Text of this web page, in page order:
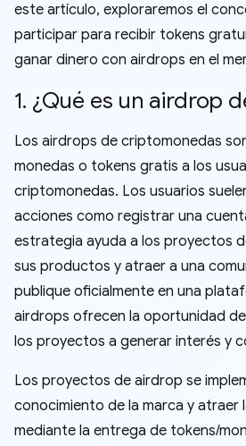
este artículo, exploraremos el
participar para recibir tokens
ganar dinero con airdrops en el
1. ¿Qué es un airdrop
Los airdrops de criptomonedas
monedas o tokens gratis a los
criptomonedas. Los usuarios
acciones como registrar una
estrategia ayuda a los proyectos
sus productos y atraer a una
publique oficialmente en una
airdrops ofrecen la oportunidad
los proyectos a generar interés y
Los proyectos de airdrop se
conocimiento de la marca y atraer
mediante la entrega de tokens/